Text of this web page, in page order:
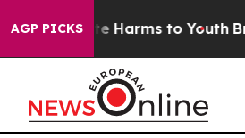
AGP PICKS
to Abate Harms to Youth Brazil